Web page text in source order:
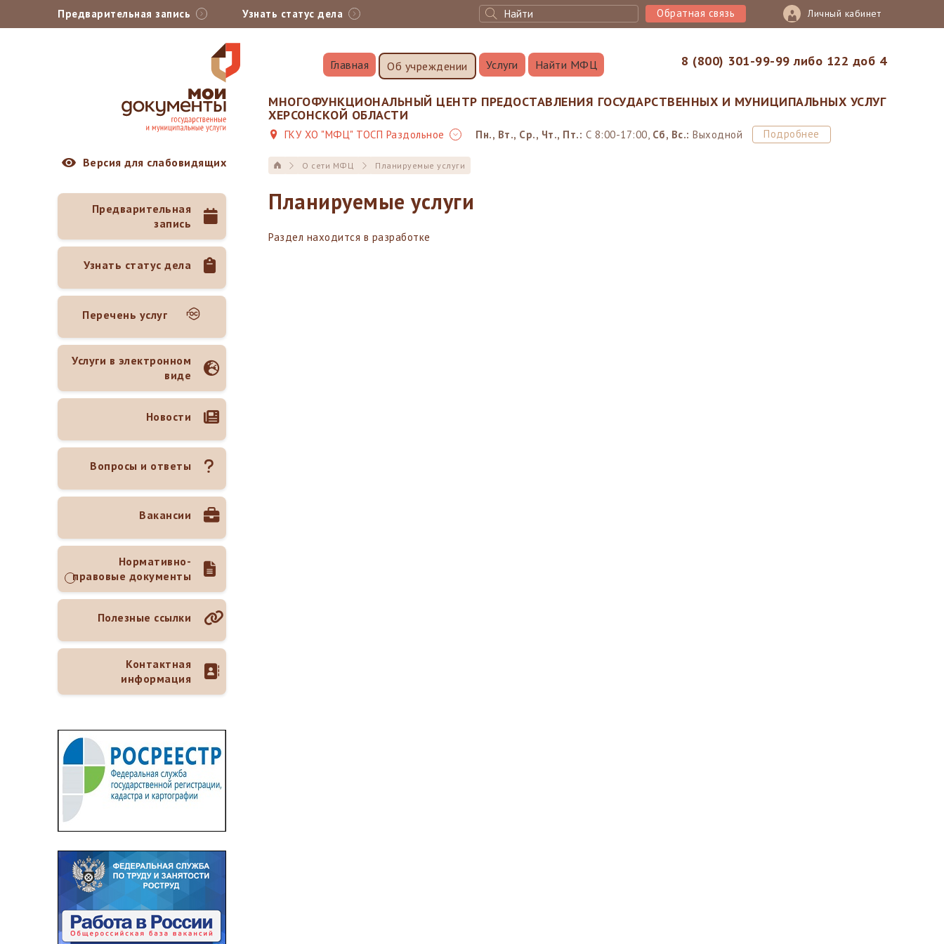
Предварительная запись Узнать статус дела Личный кабинет
8 (800) 301-99-99 либо 122 доб 4
Обратная связь
Главная Об учреждении Услуги Найти МФЦ
МНОГОФУНКЦИОНАЛЬНЫЙ ЦЕНТР ПРЕДОСТАВЛЕНИЯ ГОСУДАРСТВЕННЫХ И МУНИЦИПАЛЬНЫХ УСЛУГ
ХЕРСОНСКОЙ ОБЛАСТИ
ГКУ ХО "МФЦ" ТОСП Раздольное Пн., Вт., Ср., Чт., Пт.: С 8:00-17:00, Сб, Вс.: Выходной Подробнее
Версия для слабовидящих
Предварительная
запись
Узнать статус дела
Перечень услуг
Услуги в электронном
виде
Новости
Вопросы и ответы
Вакансии
Нормативно-
правовые документы
Полезные ссылки
Контактная
информация
О сети МФЦ Планируемые услуги
Планируемые услуги
Раздел находится в разработке